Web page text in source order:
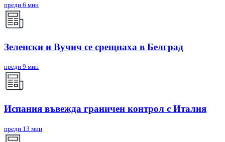
преди 6 мин
Зеленски и Вучич се срещнаха в Белград
преди 9 мин
Испания въвежда граничен контрол с Италия
преди 13 мин